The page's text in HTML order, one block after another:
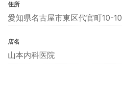
住所
愛知県名古屋市東区代官町10-10
店名
山本内科医院